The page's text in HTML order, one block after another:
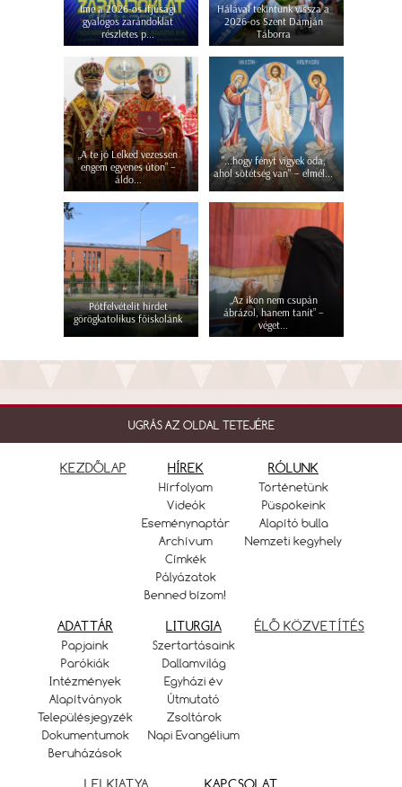
Íme a 2026-os ifjúsági
gyalogos zarándoklat
részletes p...
Hálával tekintünk vissza a
2026-os Szent Damján
Táborra
„A te jó Lelked vezessen
engem egyenes úton” –
áldo...
"...hogy fényt vigyek oda,
ahol sötétség van" – elmél...
Pótfelvételit hirdet
görögkatolikus főiskolánk
„Az ikon nem csupán
ábrázol, hanem tanít” –
véget...
UGRÁS AZ OLDAL TETEJÉRE
KEZDŐLAP HÍREK
Hírfolyam
Videók
Eseménynaptár
Archívum
Címkék
Pályázatok
Benned bízom!
RÓLUNK
Történetünk
Püspökeink
Alapító bulla
Nemzeti kegyhely
ADATTÁR
Papjaink
Parókiák
Intézmények
Alapítványok
Településjegyzék
Dokumentumok
Beruházások
LITURGIA
Szertartásaink
Dallamvilág
Egyházi év
Útmutató
Zsoltárok
Napi Evangélium
ÉLŐ KÖZVETÍTÉS